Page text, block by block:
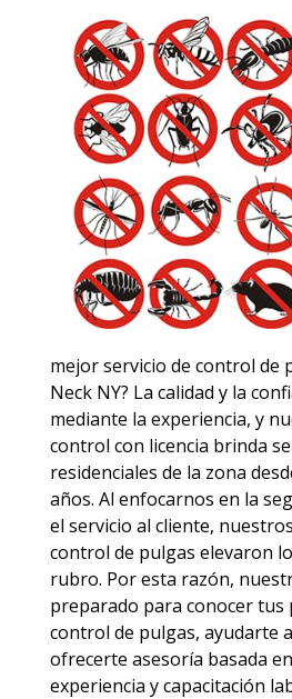
mejor servicio de control de
Neck NY? La calidad y la
mediante la experiencia, y
control con licencia brinda
residenciales de la zona
años. Al enfocarnos en la
el servicio al cliente,
control de pulgas elevaron
rubro. Por esta razón,
preparado para conocer tus
control de pulgas, ayudarte
ofrecerte asesoría basada
experiencia y capacitación